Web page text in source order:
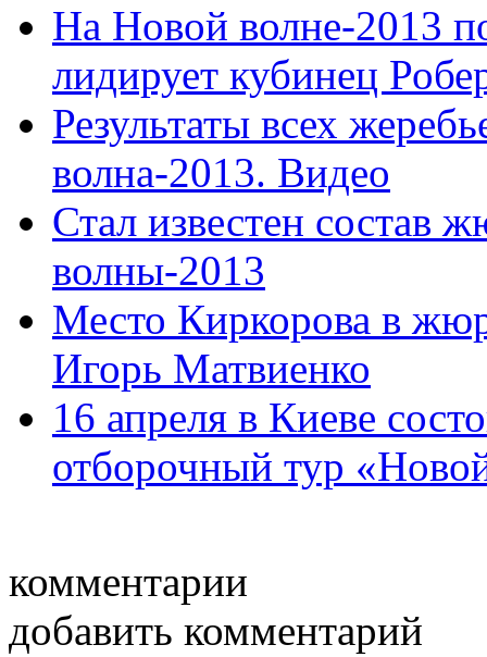
На Новой волне-2013
лидирует кубинец
Результаты всех
волна-2013. Видео
Стал известен состав
волны-2013
Место Киркорова в
Игорь Матвиенко
16 апреля в Киеве
отборочный тур
комментарии
добавить комментарий